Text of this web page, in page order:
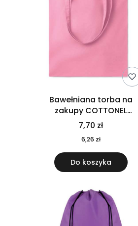
Bawełniana torba na
zakupy COTTONEL
COLOUR++ MO9846-11
7,70 zł
6,26 zł
Do koszyka